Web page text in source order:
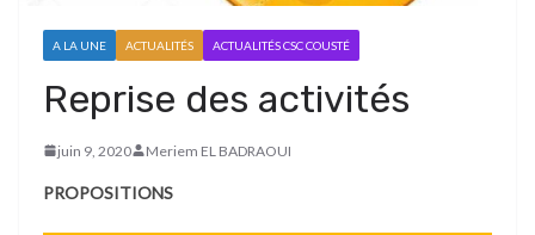
A LA UNE ACTUALITÉS ACTUALITÉS CSC COUSTÉ
Reprise des activités
juin 9, 2020 Meriem EL BADRAOUI
PROPOSITIONS